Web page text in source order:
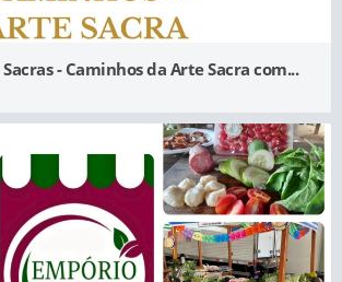
- Caminhos da Arte Sacra com...